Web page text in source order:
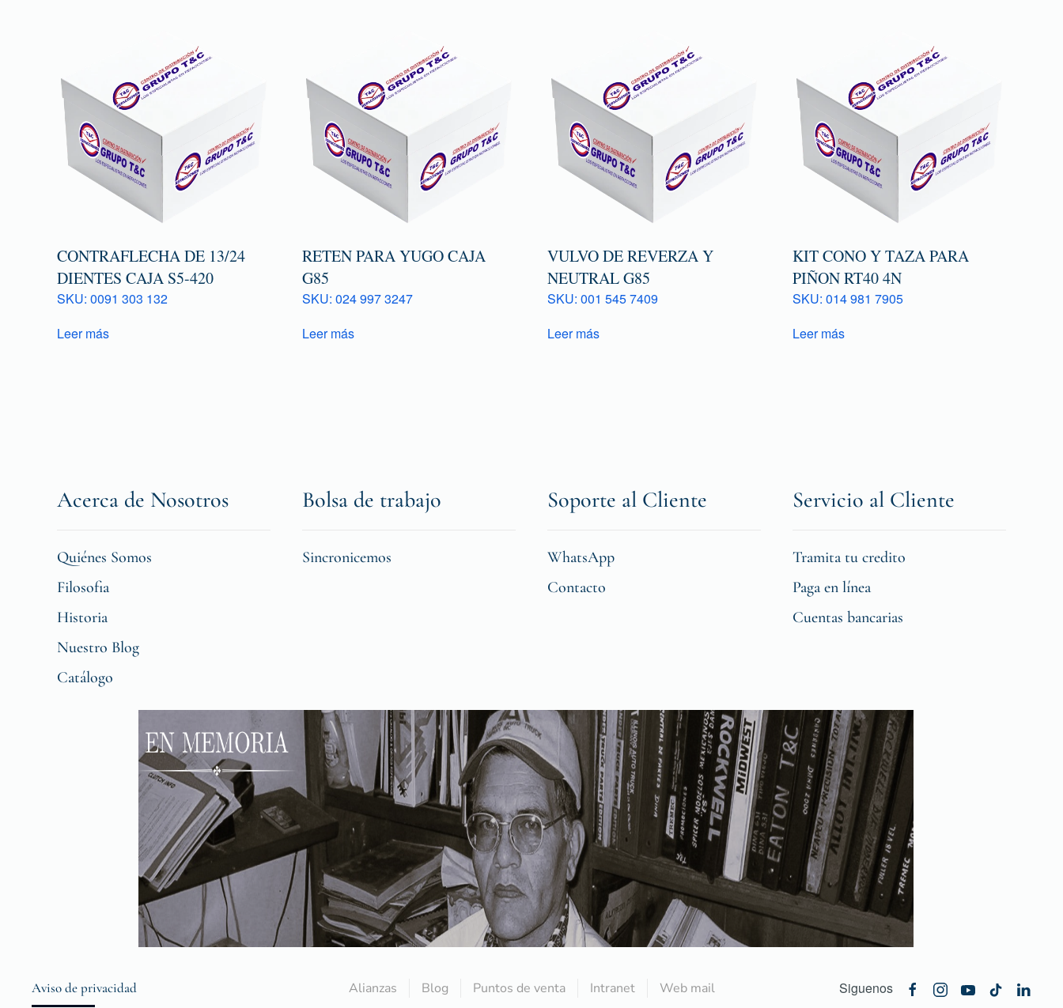
CONTRAFLECHA DE 13/24
DIENTES CAJA S5-420
SKU: 0091 303 132
Leer más
RETEN PARA YUGO CAJA
G85
SKU: 024 997 3247
Leer más
VULVO DE REVERZA Y
NEUTRAL G85
SKU: 001 545 7409
Leer más
KIT CONO Y TAZA PARA
PIÑON RT40 4N
SKU: 014 981 7905
Leer más
Acerca de Nosotros
Quiénes Somos
Filosofia
Historia
Nuestro Blog
Catálogo
Bolsa de trabajo
Sincronicemos
Soporte al Cliente
WhatsApp
Contacto
Servicio al Cliente
Tramita tu credito
Paga en línea
Cuentas bancarias
Aviso de privacidad Alianzas Blog Puntos de venta Intranet Web mail Siguenos